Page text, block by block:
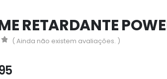
RETARDANTE
( Ainda não existem avaliações. )